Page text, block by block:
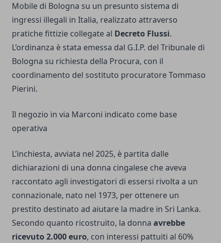
Mobile di Bologna su un presunto sistema di
ingressi illegali in Italia, realizzato attraverso
pratiche fittizie collegate al Decreto Flussi.
L’ordinanza è stata emessa dal G.I.P. del Tribunale di
Bologna su richiesta della Procura, con il
coordinamento del sostituto procuratore Tommaso
Pierini.
Il negozio in via Marconi indicato come base
operativa
L’inchiesta, avviata nel 2025, è partita dalle
dichiarazioni di una donna cingalese che aveva
raccontato agli investigatori di essersi rivolta a un
connazionale, nato nel 1973, per ottenere un
prestito destinato ad aiutare la madre in Sri Lanka.
Secondo quanto ricostruito, la donna avrebbe
ricevuto 2.000 euro, con interessi pattuiti al 60%